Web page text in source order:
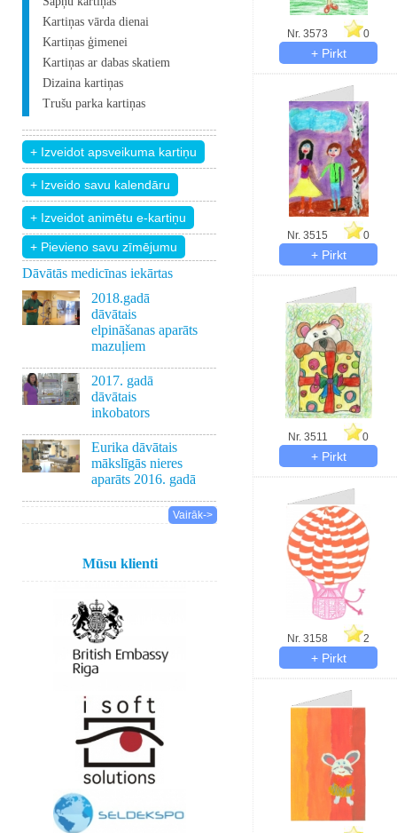
Kartiņas vārda dienai
Kartiņas ģimenei
Kartiņas ar dabas skatiem
Dizaina kartiņas
Trušu parka kartiņas
+ Pievieno savu zīmējumu
Dāvātās medicīnas iekārtas
2018.gadā
dāvātais
elpināšanas aparāts
mazuļiem
2017. gadā
dāvātais
inkobators
Eurika dāvātais
mākslīgās nieres
aparāts 2016. gadā
Vairāk->
Mūsu klienti
Nr. 3573 0
Nr. 3515 0
Nr. 3511 0
Nr. 3158 2